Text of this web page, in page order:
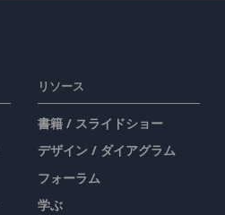
リソース
書籍 / スライドショー
デザイン / ダイアグラム
フォーラム
学ぶ